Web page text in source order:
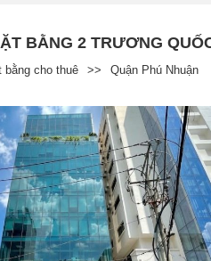
BẰNG 2 TRƯƠNG
bằng cho thuê >> Quận Phú Nhuận